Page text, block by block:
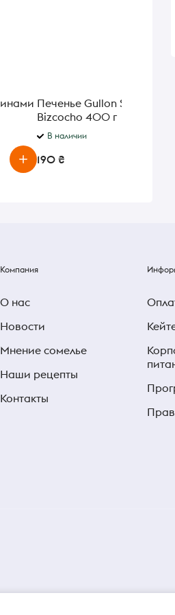
Печенье Gullon Savoiardi
Bizcocho 400 г
В наличии
190 ₴
Компания
О нас
Новости
Мнение сомелье
Наши рецепты
Контакты